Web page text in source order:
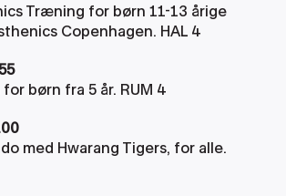
Træning for børn 11-13 årige
Copenhagen. HAL 4
børn fra 5 år. RUM 4
med Hwarang Tigers, for alle.